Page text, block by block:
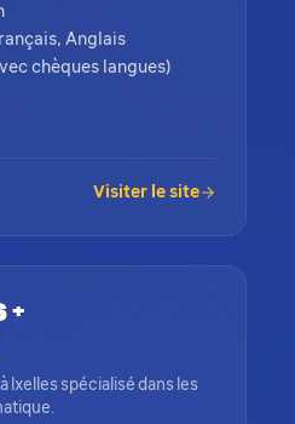
Anglais
chèques langues)
Visiter le site
&
Ixelles spécialisé dans les